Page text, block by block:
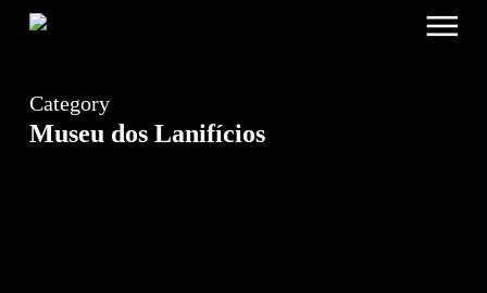
Skip
content
Menu
Category
Museu dos Lanifícios